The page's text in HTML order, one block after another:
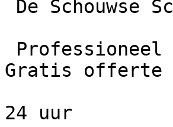
Gratis offerte
24 uur